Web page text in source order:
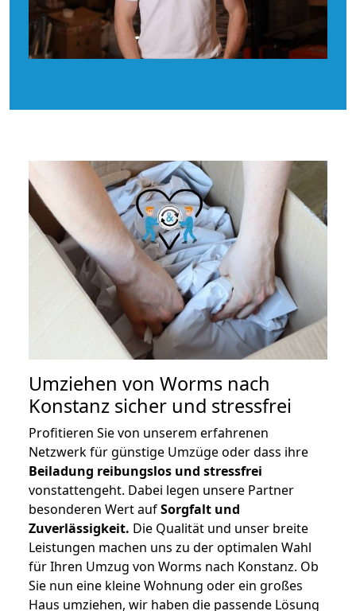
Umziehen von Worms nach
Konstanz sicher und stressfrei
Profitieren Sie von unserem erfahrenen
Netzwerk für günstige Umzüge oder dass ihre
Beiladung reibungslos und stressfrei
vonstattengeht. Dabei legen unsere Partner
besonderen Wert aufSorgfalt und
Zuverlässigkeit. Die Qualität und unser breite
Leistungen machen uns zu der optimalen Wahl
für Ihren Umzug von Worms nach Konstanz. Ob
Sie nun eine kleine Wohnung oder ein großes
Haus umziehen, wir haben die passende Lösung